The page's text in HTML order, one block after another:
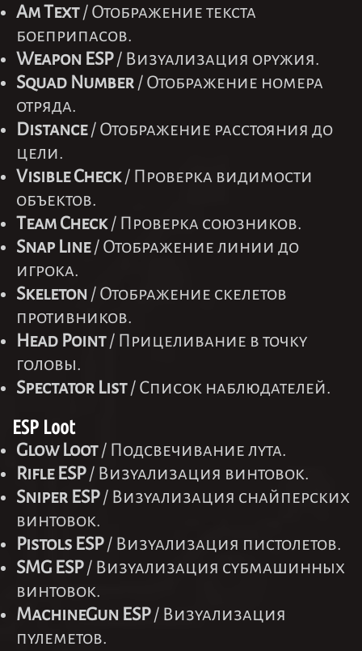
Am Text/ Отображение текста
боеприпасов.
Weapon ESP/ Визуализация оружия.
Squad Number / Отображение номера
отряда.
Distance/ Отображение расстояния до
цели.
Visible Check/ Проверка видимости
объектов.
Team Check/ Проверка союзников.
Snap Line/ Отображение линии до
игрока.
Skeleton / Отображение скелетов
противников.
Head Point/ Прицеливание в точку
головы.
Spectator List/ Список наблюдателей.
ESP Loot
Glow Loot/ Подсвечивание лута.
Rifle ESP/ Визуализация винтовок.
Sniper ESP/ Визуализация снайперских
винтовок.
Pistols ESP/ Визуализация пистолетов.
SMG ESP/ Визуализация субмашинных
винтовок.
MachineGun ESP/ Визуализация
пулеметов.